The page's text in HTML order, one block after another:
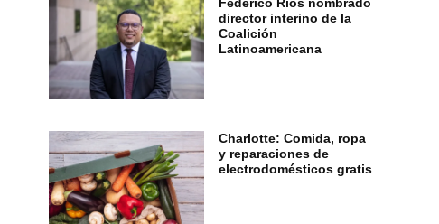
Federico Ríos nombrado
director interino de la
Coalición
Latinoamericana
Charlotte: Comida, ropa
y reparaciones de
electrodomésticos gratis